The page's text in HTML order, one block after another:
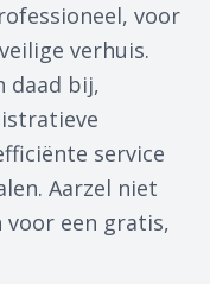
voor
verhuis.
daad bij,
service
Aarzel niet
een gratis,